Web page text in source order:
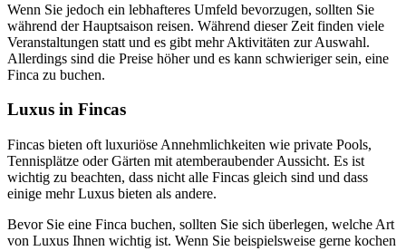
Wenn Sie jedoch ein lebhafteres Umfeld bevorzugen, sollten Sie
während der Hauptsaison reisen. Während dieser Zeit finden viele
Veranstaltungen statt und es gibt mehr Aktivitäten zur Auswahl.
Allerdings sind die Preise höher und es kann schwieriger sein, eine
Finca zu buchen.
Luxus in Fincas
Fincas bieten oft luxuriöse Annehmlichkeiten wie private Pools,
Tennisplätze oder Gärten mit atemberaubender Aussicht. Es ist
wichtig zu beachten, dass nicht alle Fincas gleich sind und dass
einige mehr Luxus bieten als andere.
Bevor Sie eine Finca buchen, sollten Sie sich überlegen, welche Art
von Luxus Ihnen wichtig ist. Wenn Sie beispielsweise gerne kochen